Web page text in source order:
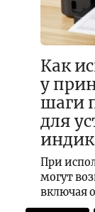
Как
у
шаги
для
При
могут
включая